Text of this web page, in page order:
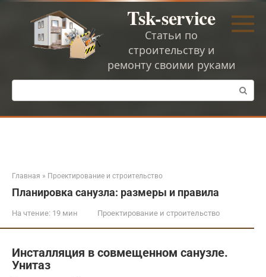
Перейти
Tsk-service
Статьи по
строительству и
ремонту своими руками
Поиск:
Главная » Проектирование и строительство
Планировка санузла: размеры и правила
На чтение: 19 мин Проектирование и строительство
Инсталляция в совмещенном санузле.
Унитаз